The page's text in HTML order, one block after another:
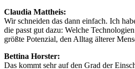
Claudia Mattheis:
Wir schneiden das dann einfach. Ich
die passt gut dazu: Welche
größte Potenzial, den Alltag älterer
Bettina Horster:
Das kommt sehr auf den Grad der